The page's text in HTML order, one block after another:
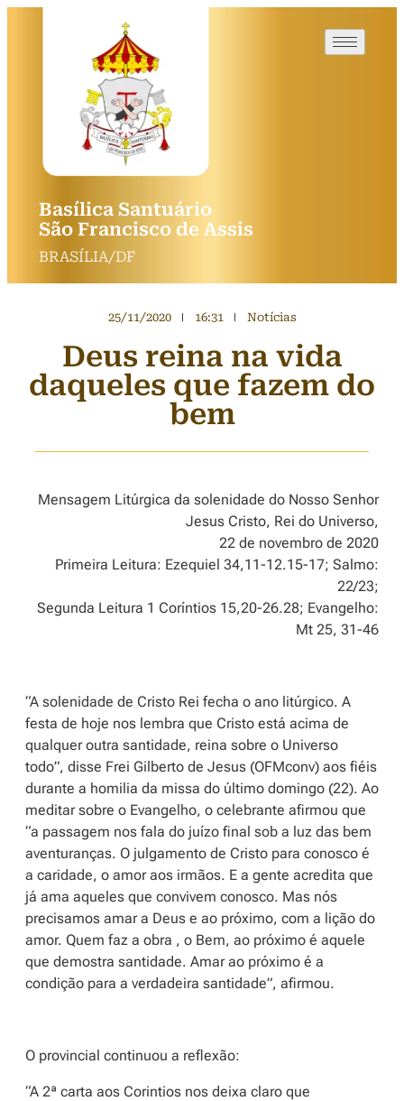
Basílica Santuário
São Francisco de Assis
BRASÍLIA/DF
25/11/2020 16:31 Notícias
Deus reina na vida
daqueles que fazem do
bem
Mensagem Litúrgica da solenidade do Nosso Senhor
Jesus Cristo, Rei do Universo,
22 de novembro de 2020
Primeira Leitura: Ezequiel 34,11-12.15-17; Salmo:
22/23;
Segunda Leitura 1 Coríntios 15,20-26.28; Evangelho:
Mt 25, 31-46
“A solenidade de Cristo Rei fecha o ano litúrgico. A
festa de hoje nos lembra que Cristo está acima de
qualquer outra santidade, reina sobre o Universo
todo”, disse Frei Gilberto de Jesus (OFMconv) aos fiéis
durante a homilia da missa do último domingo (22). Ao
meditar sobre o Evangelho, o celebrante afirmou que
“a passagem nos fala do juízo final sob a luz das bem
aventuranças. O julgamento de Cristo para conosco é
a caridade, o amor aos irmãos. E a gente acredita que
já ama aqueles que convivem conosco. Mas nós
precisamos amar a Deus e ao próximo, com a lição do
amor. Quem faz a obra , o Bem, ao próximo é aquele
que demostra santidade. Amar ao próximo é a
condição para a verdadeira santidade”, afirmou.
O provincial continuou a reflexão:
“A 2ª carta aos Corintios nos deixa claro que